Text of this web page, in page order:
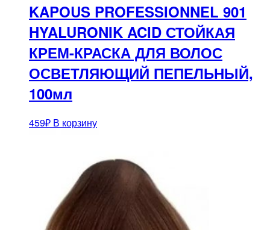
KAPOUS PROFESSIONNEL 901
HYALURONIK ACID СТОЙКАЯ
КРЕМ-КРАСКА ДЛЯ ВОЛОС
ОСВЕТЛЯЮЩИЙ ПЕПЕЛЬНЫЙ,
100мл
459₽ В корзину